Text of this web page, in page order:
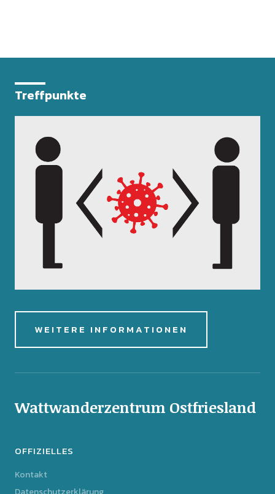
Treffpunkte
WEITERE INFORMATIONEN
Wattwanderzentrum Ostfriesland
OFFIZIELLES
Kontakt